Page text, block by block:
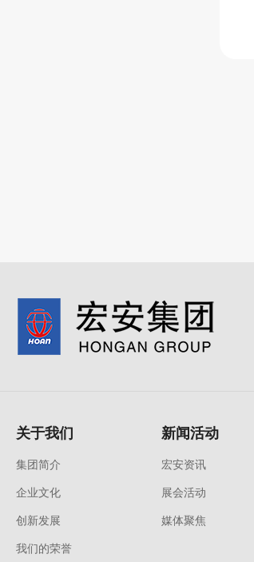
关于我们
集团简介
企业文化
创新发展
我们的荣誉
新闻活动
宏安资讯
展会活动
媒体聚焦